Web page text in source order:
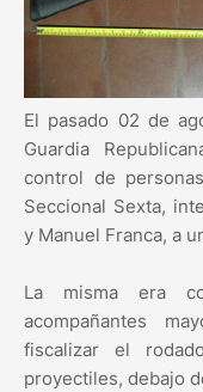
El pasado 02 de
Guardia
control de
Seccional Sexta,
y Manuel Franca, a
La misma era
acompañantes
fiscalizar el
proyectiles, debajo